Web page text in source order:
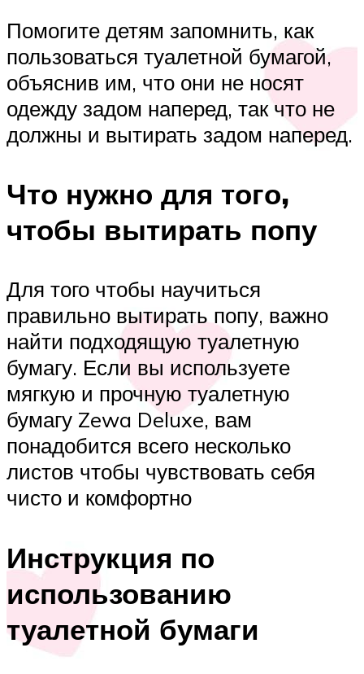
Помогите детям запомнить, как
пользоваться туалетной бумагой,
объяснив им, что они не носят
одежду задом наперед, так что не
должны и вытирать задом наперед.
Что нужно для того,
чтобы вытирать попу
Для того чтобы научиться
правильно вытирать попу, важно
найти подходящую туалетную
бумагу. Если вы используете
мягкую и прочную туалетную
бумагу Zewa Deluxe, вам
понадобится всего несколько
листов чтобы чувствовать себя
чисто и комфортно
Инструкция по
использованию
туалетной бумаги